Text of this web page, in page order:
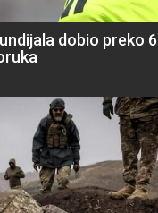
dobio preko